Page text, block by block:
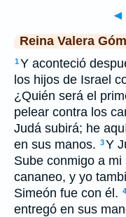
◄
Reina Valera
1Y aconteció
los hijos de Israel
¿Quién será el
pelear contra los
Judá subirá; he
en sus manos. 3Y
Sube conmigo a mi
cananeo, y yo
Simeón fue con él. 4
entregó en sus